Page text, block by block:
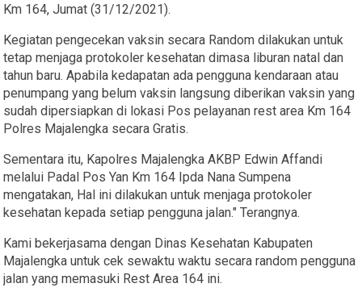
Km 164, Jumat (31/12/2021).
Kegiatan pengecekan vaksin secara Random dilakukan untuk
tetap menjaga protokoler kesehatan dimasa liburan natal dan
tahun baru. Apabila kedapatan ada pengguna kendaraan atau
penumpang yang belum vaksin langsung diberikan vaksin yang
sudah dipersiapkan di lokasi Pos pelayanan rest area Km 164
Polres Majalengka secara Gratis.
Sementara itu, Kapolres Majalengka AKBP Edwin Affandi
melalui Padal Pos Yan Km 164 Ipda Nana Sumpena
mengatakan, Hal ini dilakukan untuk menjaga protokoler
kesehatan kepada setiap pengguna jalan." Terangnya.
Kami bekerjasama dengan Dinas Kesehatan Kabupaten
Majalengka untuk cek sewaktu waktu secara random pengguna
jalan yang memasuki Rest Area 164 ini.